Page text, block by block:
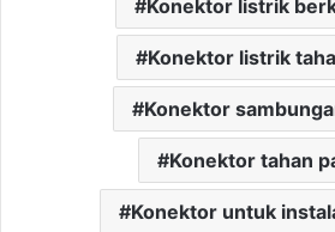
Konektor listrik
Konektor listrik
Konektor
Konektor tahan
Konektor untuk